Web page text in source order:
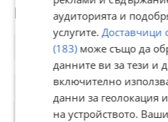
Потребител
аудиторията и
услугите. Доставчици
(183)може също да
данните ви за тези и
включително
данни за геолокация
на устройството.